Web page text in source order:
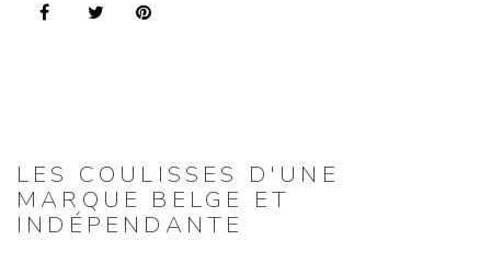
LES COULISSES D'UNE
MARQUE BELGE ET
INDÉPENDANTE